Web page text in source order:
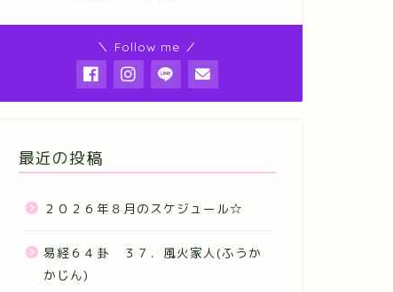
＼ Follow me ／
最近の投稿
２０２６年８月のスケジュール☆
易経６４卦 ３７．風火家人(ふうか
かじん)